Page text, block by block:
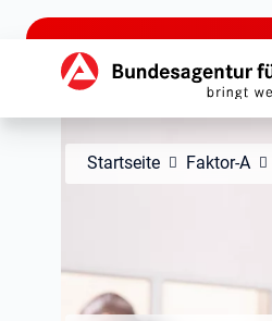
zu den Hauptinhalten springen
Hauptnavigation
Startseite Faktor-A